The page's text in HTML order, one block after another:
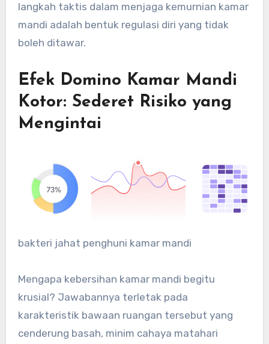
langkah taktis dalam menjaga kemurnian kamar
mandi adalah bentuk regulasi diri yang tidak
boleh ditawar.
Efek Domino Kamar Mandi
Kotor: Sederet Risiko yang
Mengintai
bakteri jahat penghuni kamar mandi
Mengapa kebersihan kamar mandi begitu
krusial? Jawabannya terletak pada
karakteristik bawaan ruangan tersebut yang
cenderung basah, minim cahaya matahari